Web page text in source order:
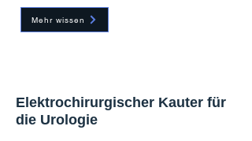
Mehr wissen
Elektrochirurgischer Kauter für
die Urologie